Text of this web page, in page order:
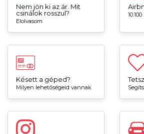
Nem jön ki az ár. Mit
csinálok rosszul?
Elolvasom
Késett a géped?
Milyen lehetőségeid vannak